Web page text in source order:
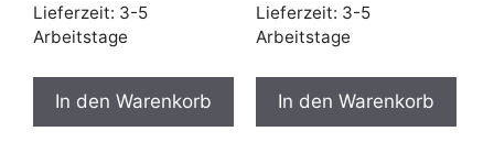
Lieferzeit: 3-5
Arbeitstage
In den Warenkorb
Lieferzeit: 3-5
Arbeitstage
In den Warenkorb